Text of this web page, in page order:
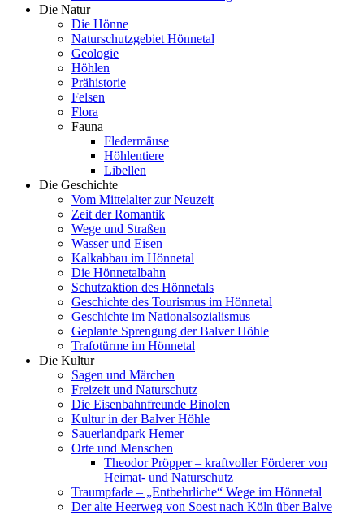
Die Natur
Die Hönne
Naturschutzgebiet Hönnetal
Geologie
Höhlen
Prähistorie
Felsen
Flora
Fauna
Fledermäuse
Höhlentiere
Libellen
Die Geschichte
Vom Mittelalter zur Neuzeit
Zeit der Romantik
Wege und Straßen
Wasser und Eisen
Kalkabbau im Hönnetal
Die Hönnetalbahn
Schutzaktion des Hönnetals
Geschichte des Tourismus im Hönnetal
Geschichte im Nationalsozialismus
Geplante Sprengung der Balver Höhle
Trafotürme im Hönnetal
Die Kultur
Sagen und Märchen
Freizeit und Naturschutz
Die Eisenbahnfreunde Binolen
Kultur in der Balver Höhle
Sauerlandpark Hemer
Orte und Menschen
Theodor Pröpper – kraftvoller Förderer von
Heimat- und Naturschutz
Traumpfade – „Entbehrliche“ Wege im Hönnetal
Der alte Heerweg von Soest nach Köln über Balve